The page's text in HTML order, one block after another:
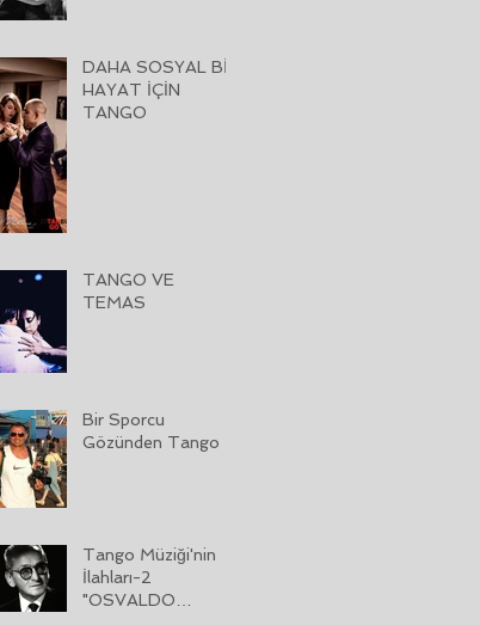
DAHA SOSYAL BİR
HAYAT İÇİN
TANGO
TANGO VE
TEMAS
Bir Sporcu
Gözünden Tango
Tango Müziği'nin
İlahları-2
"OSVALDO